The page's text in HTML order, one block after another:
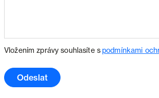
Vložením zprávy souhlasíte spodmínkami
Odeslat